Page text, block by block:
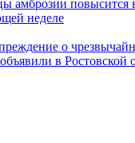
амброзии повысится
неделе
о
в Ростовской